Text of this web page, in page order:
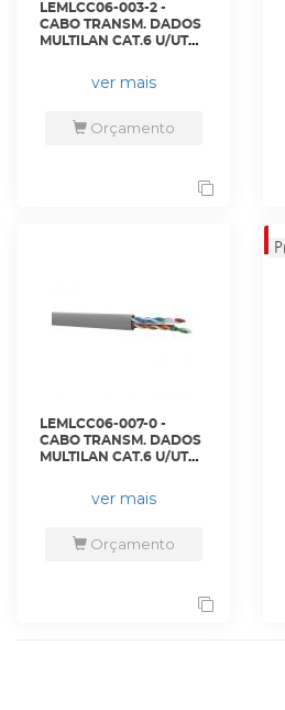
LEMLCC06-003-2 -
CABO TRANSM. DADOS
MULTILAN CAT.6 U/UTP
VERMELHO CM CX 305M
- 23400216 - LIGHTERA
ver mais
Orçamento
LEMLCC06-007-0 -
CABO TRANSM. DADOS
MULTILAN CAT.6 U/UTP
CX 305M - 23400220 -
LIGHTERAver mais
Orçamento